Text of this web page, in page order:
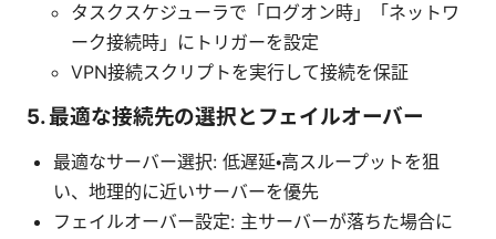
タスクスケジューラで「ログオン時」「ネットワ
ーク接続時」にトリガーを設定
VPN接続スクリプトを実行して接続を保証
5. 最適な接続先の選択とフェイルオーバー
最適なサーバー選択: 低遅延・高スループットを狙
い、地理的に近いサーバーを優先
フェイルオーバー設定: 主サーバーが落ちた場合に